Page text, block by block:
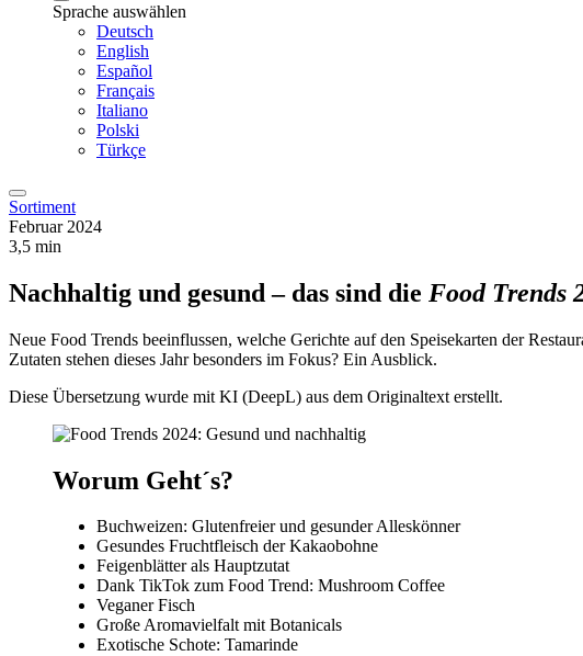
Sprache auswählen
Deutsch
English
Español
Français
Italiano
Polski
Türkçe
Sortiment
Februar 2024
3,5 min
Nachhaltig und gesund – das sind die Food Trends
Neue Food Trends beeinflussen, welche Gerichte auf den Speisekarten der
Zutaten stehen dieses Jahr besonders im Fokus? Ein Ausblick.
Diese Übersetzung wurde mit KI (DeepL) aus dem Originaltext erstellt.
Worum Geht´s?
Buchweizen: Glutenfreier und gesunder Alleskönner
Gesundes Fruchtfleisch der Kakaobohne
Feigenblätter als Hauptzutat
Dank TikTok zum Food Trend: Mushroom Coffee
Veganer Fisch
Große Aromavielfalt mit Botanicals
Exotische Schote: Tamarinde